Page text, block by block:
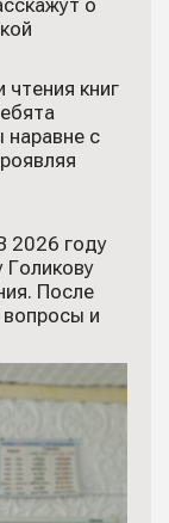
о
книг
наравне с
2026 году
После
вопросы и